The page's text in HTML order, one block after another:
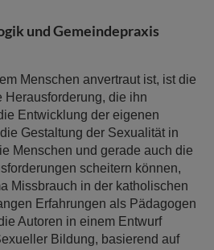
und Gemeindepraxis
Menschen anvertraut ist, ist die
Herausforderung, die ihn
Entwicklung der eigenen
Gestaltung der Sexualität in
Menschen und gerade auch die
scheitern können,
Missbrauch in der katholischen
Erfahrungen als Pädagogen
Autoren in einem Entwurf
Bildung, basierend auf